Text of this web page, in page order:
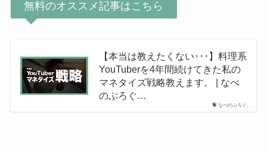
無料のオススメ記事はこちら
なべのぶろぐ。
【本当は教えたくない･･･】料理系
YouTuberを4年間続けてきた私の
マネタイズ戦略教えます。 | なべ
のぶろぐ…